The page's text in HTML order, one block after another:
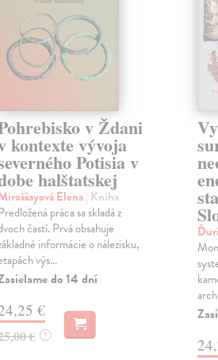
v Ždani
kontexte vývoja
Potisia v
halštatskej
Elena| Kniha
práca sa skladá z
častí. Prvá obsahuje
informácie o nálezisku,
výs...
do 14 dní
€
€ ?